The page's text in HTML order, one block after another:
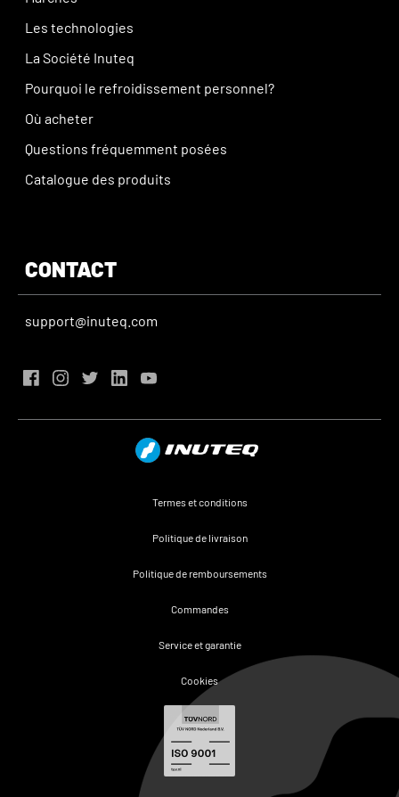
Les technologies
La Société Inuteq
Pourquoi le refroidissement personnel?
Où acheter
Questions fréquemment posées
Catalogue des produits
CONTACT
support@inuteq.com
Termes et conditions
Politique de livraison
Politique de remboursements
Commandes
Service et garantie
Cookies